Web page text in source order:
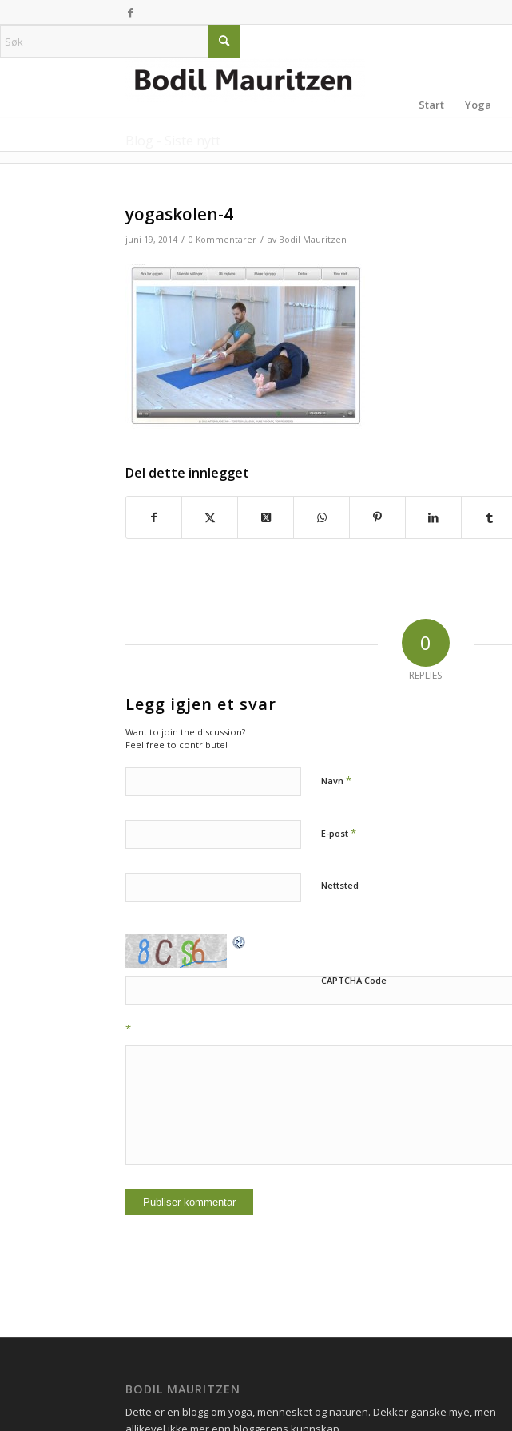
Start Yoga
yogaskolen-4
juni 19, 2014 / 0 Kommentarer / av Bodil Mauritzen
Del dette innlegget
0
REPLIES
Legg igjen et svar
Want to join the discussion?
Feel free to contribute!
Navn *
E-post *
Nettsted
CAPTCHA Code
*
BODIL MAURITZEN
Dette er en blogg om yoga, mennesket og naturen. Dekker ganske mye, men